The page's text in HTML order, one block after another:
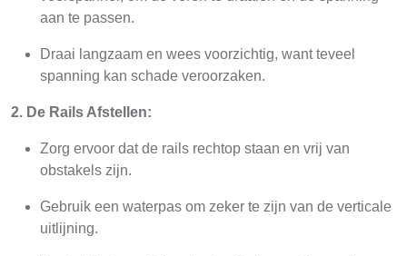
aan te passen.
Draai langzaam en wees voorzichtig, want teveel
spanning kan schade veroorzaken.
2. De Rails Afstellen:
Zorg ervoor dat de rails rechtop staan en vrij van
obstakels zijn.
Gebruik een waterpas om zeker te zijn van de verticale
uitlijning.